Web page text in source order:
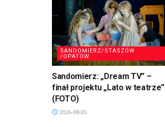
SANDOMIERZ/STASZÓW
/OPATÓW
Sandomierz: „Dream TV” –
finał projektu „Lato w teatrze”
(FOTO)
2026-08-05